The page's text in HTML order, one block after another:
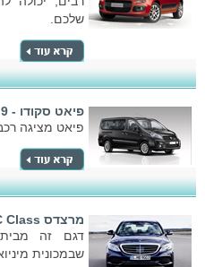
שלכם.
פיאט סקודו - 9 מושבים
פיאט מציגה רכב
מרצדס C Class
דגם זה
שבמכונית